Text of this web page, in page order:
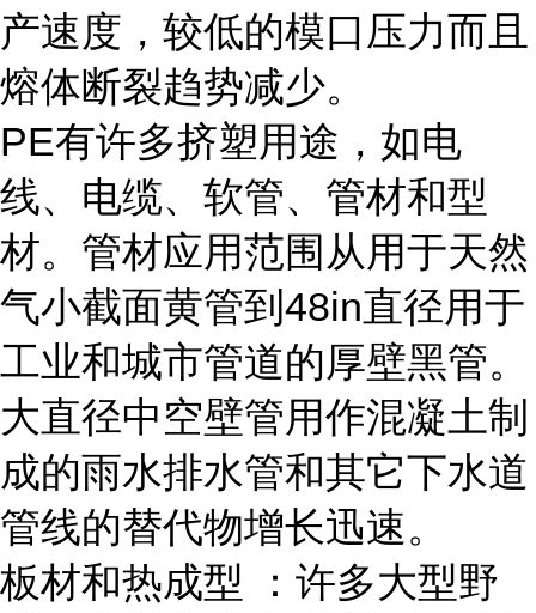
产速度，较低的模口压力而且
熔体断裂趋势减少。
PE有许多挤塑用途，如电
线、电缆、软管、管材和型
材。管材应用范围从用于天然
气小截面黄管到48in直径用于
工业和城市管道的厚壁黑管。
大直径中空壁管用作混凝土制
成的雨水排水管和其它下水道
管线的替代物增长迅速。
板材和热成型 ：许多大型野